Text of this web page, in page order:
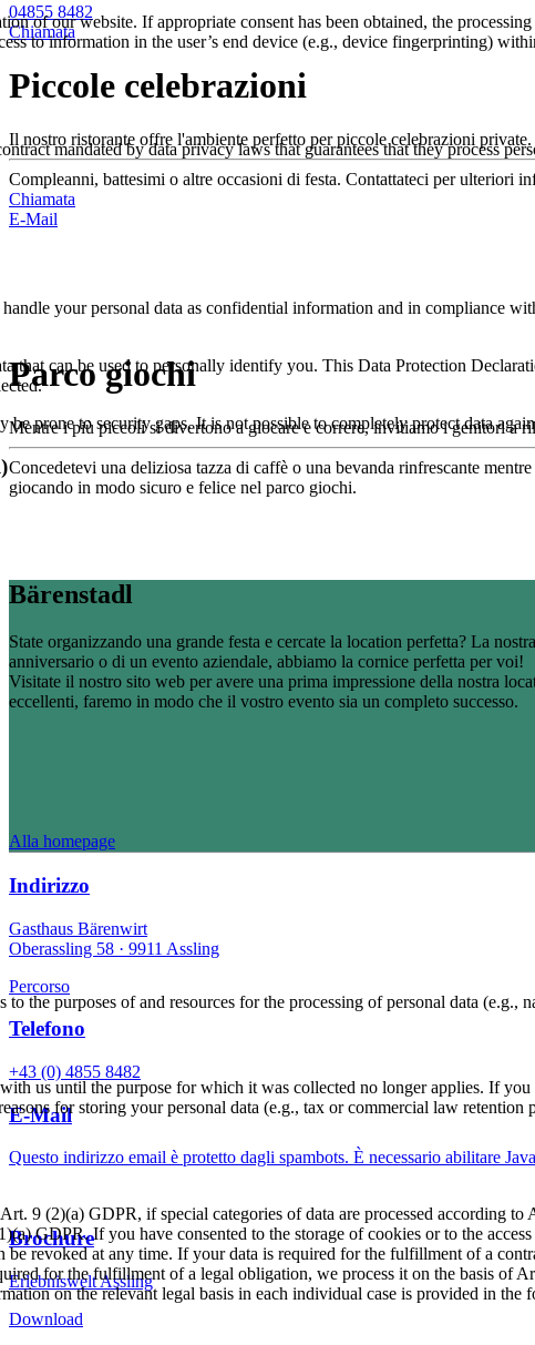
04855 8482
Chiamata
Piccole celebrazioni
Il nostro ristorante offre l'ambiente perfetto per piccole celebrazioni private.
Compleanni, battesimi o altre occasioni di festa. Contattateci per ulteriori
Chiamata
E-Mail
Parco giochi
Mentre i più piccoli si divertono a giocare e correre, invitiamo i genitori a
Concedetevi una deliziosa tazza di caffè o una bevanda rinfrescante
giocando in modo sicuro e felice nel parco giochi.
Bärenstadl
State organizzando una grande festa e cercate la location perfetta? La
anniversario o di un evento aziendale, abbiamo la cornice perfetta per voi!
Visitate il nostro sito web per avere una prima impressione della nostra
eccellenti, faremo in modo che il vostro evento sia un completo successo.
Alla homepage
Indirizzo
Gasthaus Bärenwirt
Oberassling 58 · 9911 Assling
Percorso
Telefono
+43 (0) 4855 8482
E-Mail
Questo indirizzo email è protetto dagli spambots. È necessario abilitare
Brochure
Erlebniswelt Assling
Download
of our website. If appropriate consent has been obtained, the
to information in the user’s end device (e.g., device fingerprinting)
mandated by data privacy laws that guarantees that they process
your personal data as confidential information and in compliance
that can be used to personally identify you. This Data Protection
prone to security gaps. It is not possible to completely protect data
purposes of and resources for the processing of personal data (e.g.,
us until the purpose for which it was collected no longer applies. If you
for storing your personal data (e.g., tax or commercial law retention
9 (2)(a) GDPR, if special categories of data are processed according
GDPR. If you have consented to the storage of cookies or to the
revoked at any time. If your data is required for the fulfillment of a
for the fulfillment of a legal obligation, we process it on the basis of
on the relevant legal basis in each individual case is provided in